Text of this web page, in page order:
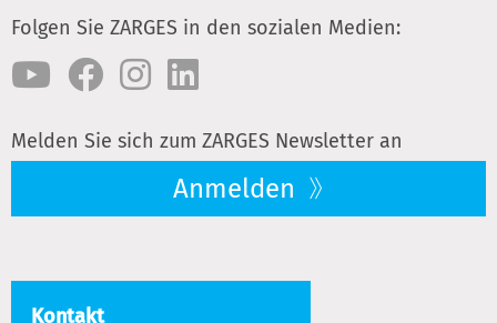
Folgen Sie ZARGES in den sozialen Medien:
Melden Sie sich zum ZARGES Newsletter an
Anmelden
Kontakt